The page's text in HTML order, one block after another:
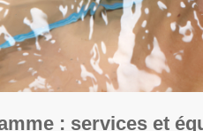
: services et